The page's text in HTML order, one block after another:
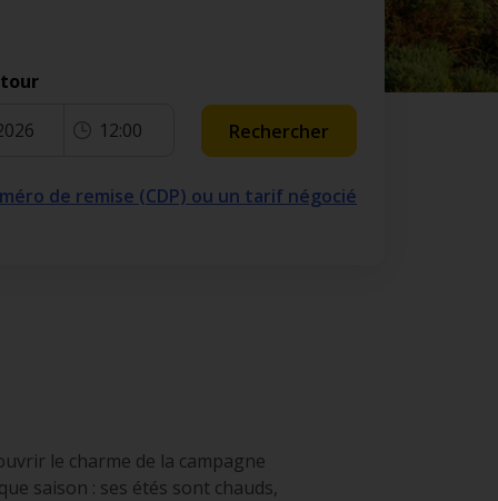
12:00 Rechercher
de remise (CDP) ou un tarif négocié
le charme de la campagne
saison : ses étés sont chauds,